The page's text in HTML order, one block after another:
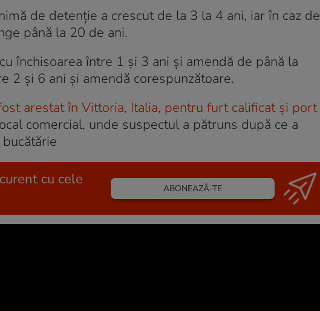
de detenție a crescut de la 3 la 4 ani, iar în caz de
până la 20 de ani.
închisoarea între 1 și 3 ani și amendă de până la
2 și 6 ani și amendă corespunzătoare.
arestat în Vittoria, Italia, pentru furt calificat și port
comercial, unde suspectul a pătruns după ce a
cu cele
ABONEAZĂ-TE